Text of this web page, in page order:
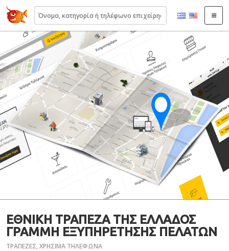
22410.gr
ΕΘΝΙΚΗ ΤΡΑΠΕΖΑ ΤΗΣ ΕΛΛΑΔΟΣ
ΓΡΑΜΜΗ ΕΞΥΠΗΡΕΤΗΣΗΣ ΠΕΛΑΤΩΝ
ΤΡΑΠΕΖΕΣ,ΧΡΗΣΙΜΑ ΤΗΛΕΦΩΝΑ